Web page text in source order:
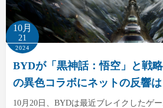
10月
21
2024
BYDが「黒神話：悟空」と戦
の異色コラボにネットの反響は
10月20日、BYDは最近ブレイクしたゲ